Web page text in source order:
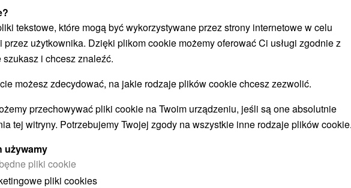
zł
tekstowe, które mogą być wykorzystywane przez strony internetowe w celu
przez użytkownika. Dzięki plikom cookie możemy oferować Ci usługi zgodnie z
i chcesz znaleźć.
możesz zdecydować, na jakie rodzaje plików cookie chcesz zezwolić.
przechowywać pliki cookie na Twoim urządzeniu, jeśli są one absolutnie
tej witryny. Potrzebujemy Twojej zgody na wszystkie inne rodzaje plików cookie.
używamy
pliki cookie
pliki cookies